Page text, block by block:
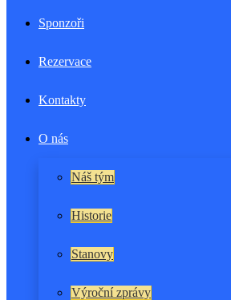
Sponzoři
Rezervace
Kontakty
O nás
Náš tým
Historie
Stanovy
Výroční zprávy